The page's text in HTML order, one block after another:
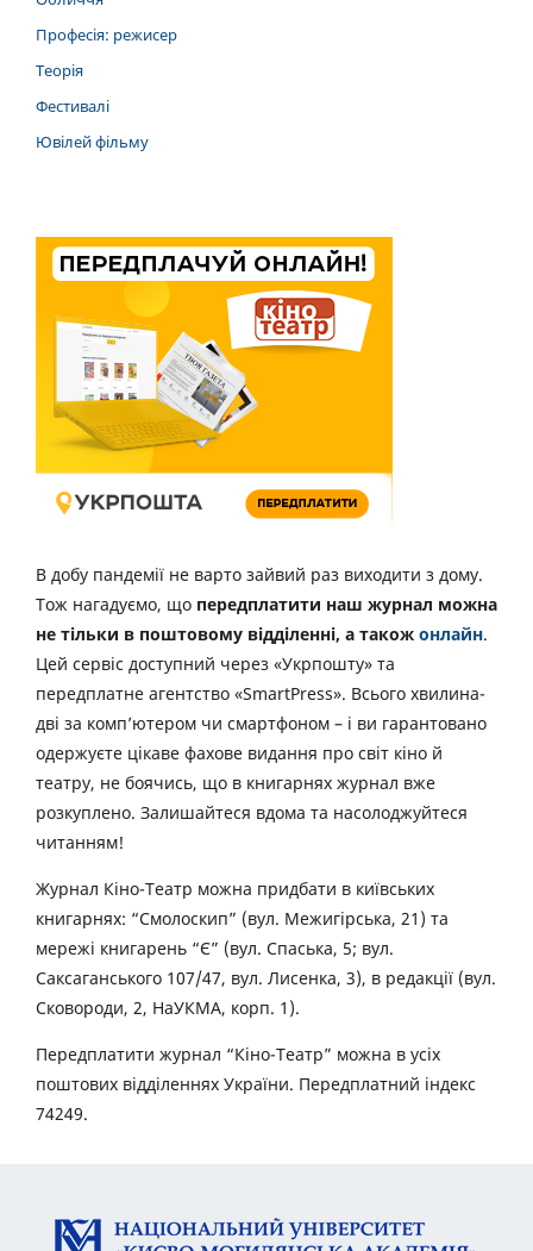
Професія: режисер
Теорія
Фестивалі
Ювілей фільму
В добу пандемії не варто зайвий раз виходити з дому.
Тож нагадуємо, що передплатити наш журнал можна
не тільки в поштовому відділенні, а також онлайн.
Цей сервіс доступний через «Укрпошту» та
передплатне агентство «SmartPress». Всього хвилина-
дві за комп’ютером чи смартфоном – і ви гарантовано
одержуєте цікаве фахове видання про світ кіно й
театру, не боячись, що в книгарнях журнал вже
розкуплено. Залишайтеся вдома та насолоджуйтеся
читанням!
Журнал Кіно-Театр можна придбати в київських
книгарнях: “Смолоскип” (вул. Межигірська, 21) та
мережі книгарень “Є” (вул. Спаська, 5; вул.
Саксаганського 107/47, вул. Лисенка, 3), в редакції (вул.
Сковороди, 2, НаУКМА, корп. 1).
Передплатити журнал “Кіно-Театр” можна в усіх
поштових відділеннях України. Передплатний індекс
74249.